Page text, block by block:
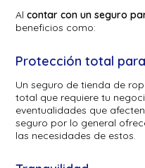
Alcontar con un seguro
beneficios como:
Protección total
Un seguro de tienda de
total que requiere tu
eventualidades que
seguro por lo general
las necesidades de estos.